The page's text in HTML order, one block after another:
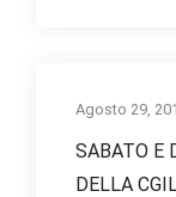
Agosto 29,
SABATO E
DELLA